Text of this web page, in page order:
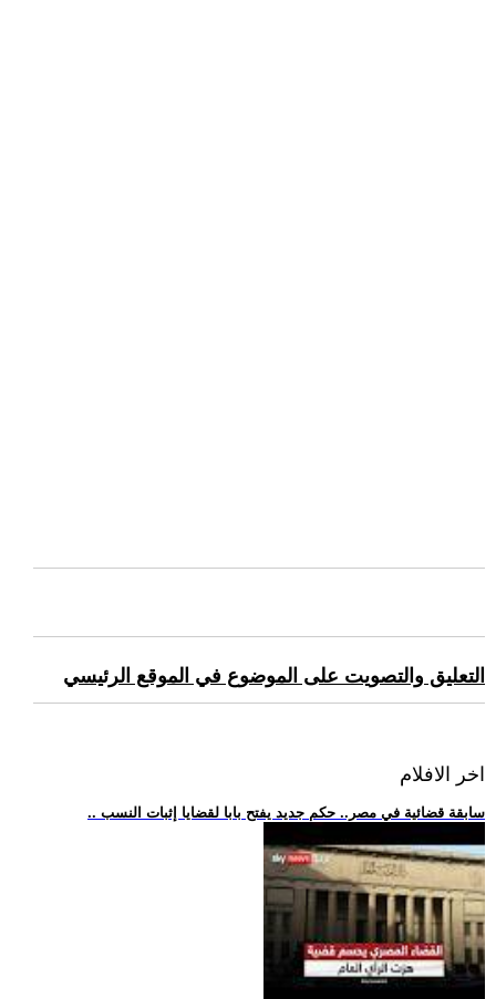
التعليق والتصويت على الموضوع في الموقع الرئيسي
اخر الافلام
.. سابقة قضائية في مصر.. حكم جديد يفتح بابا لقضايا إثبات النسب